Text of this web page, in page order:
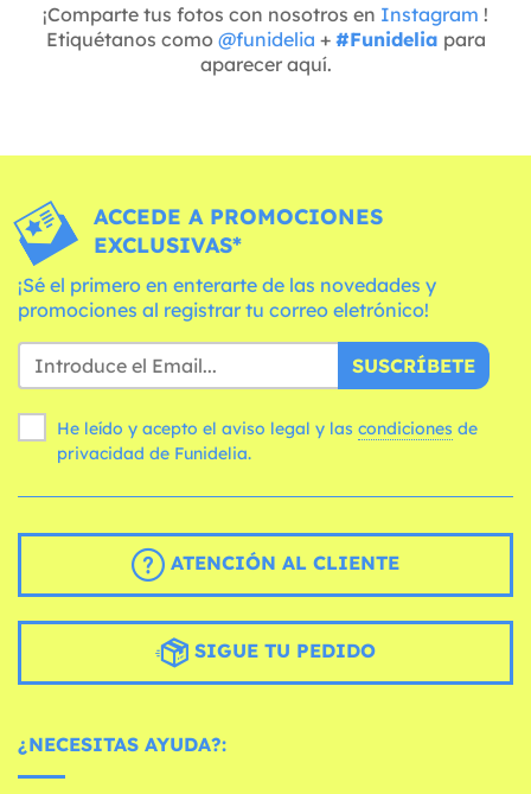
¡Comparte tus fotos con nosotros en Instagram !
Etiquétanos como @funidelia + #Funidelia para
aparecer aquí.
ACCEDE A PROMOCIONES
EXCLUSIVAS*
¡Sé el primero en enterarte de las novedades y
promociones al registrar tu correo eletrónico!
SUSCRÍBETE
He leído y acepto el aviso legal y las condiciones
privacidad de Funidelia.
ATENCIÓN AL CLIENTE
SIGUE TU PEDIDO
¿NECESITAS AYUDA?: